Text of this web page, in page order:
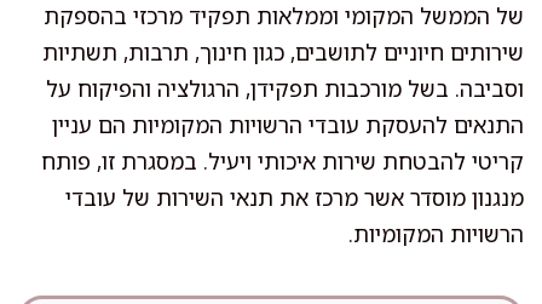
של הממשל המקומי וממלאות תפקיד מרכזי בהספקת
שירותים חיוניים לתושבים, כגון חינוך, תרבות, תשתיות
וסביבה. בשל מורכבות תפקידן, הרגולציה והפיקוח על
התנאים להעסקת עובדי הרשויות המקומיות הם עניין
קריטי להבטחת שירות איכותי ויעיל. במסגרת זו, פותח
מנגנון מוסדר אשר מרכז את תנאי השירות של עובדי
הרשויות המקומיות.